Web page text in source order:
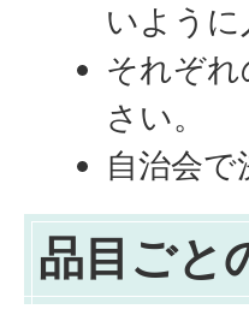
いよう
それぞ
さい。
自治会
品目ごと